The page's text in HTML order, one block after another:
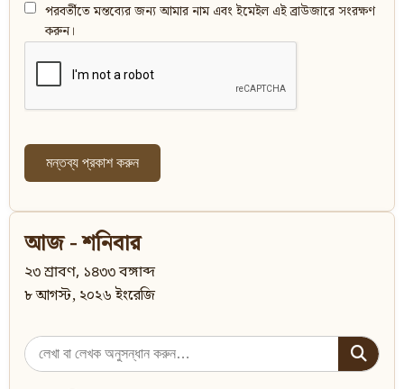
পরবর্তীতে মন্তব্যের জন্য আমার নাম এবং ইমেইল এই ব্রাউজারে সংরক্ষণ
করুন।
আজ - শনিবার
২৩ শ্রাবণ, ১৪৩৩ বঙ্গাব্দ
৮ আগস্ট, ২০২৬ ইংরেজি
Search
for: